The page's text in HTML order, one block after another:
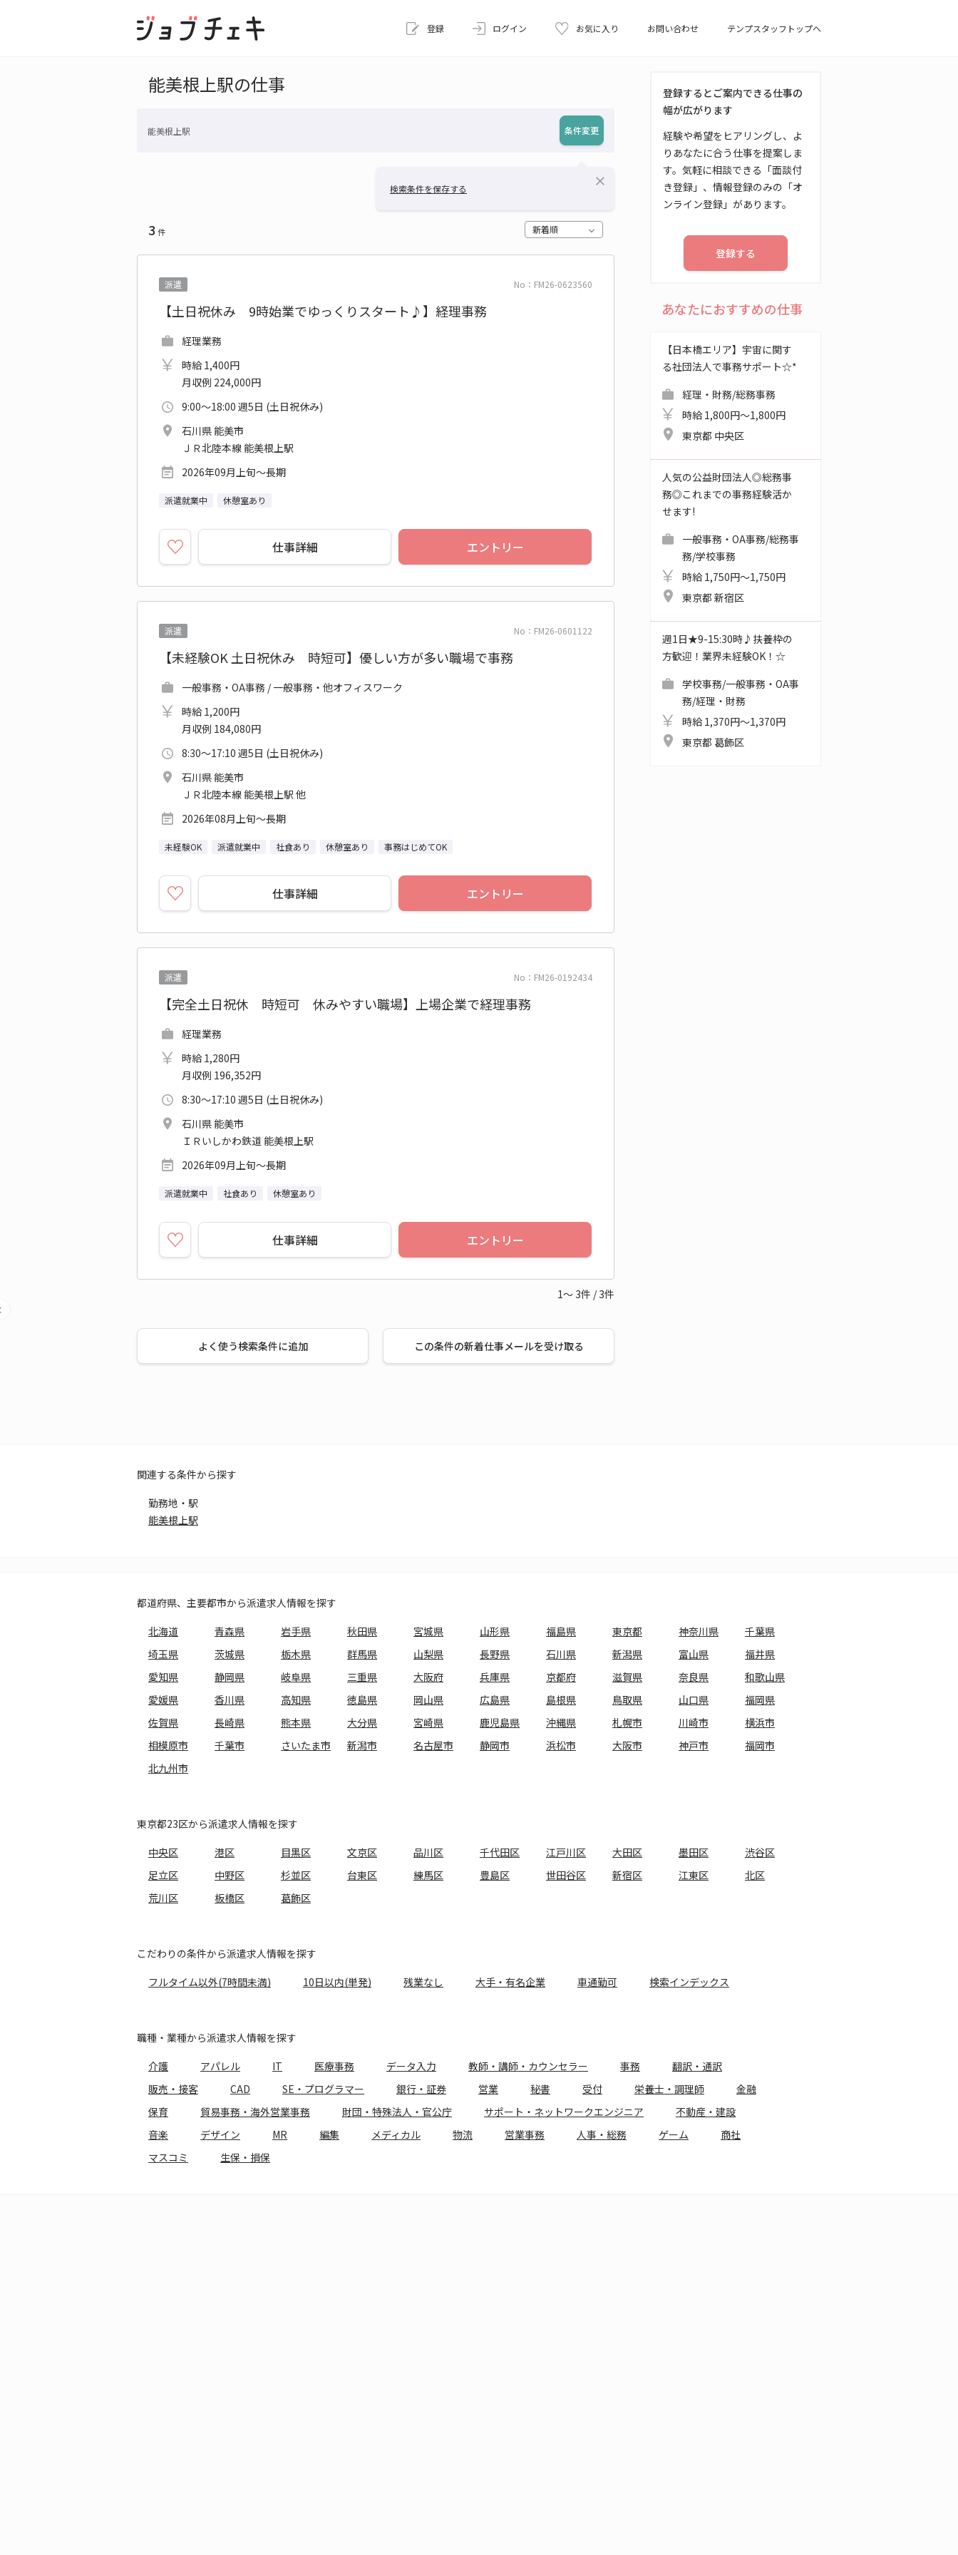
登録 ログイン お気に入り お問い合わせ テンプスタッフトップへ
能美根上駅の仕事
能美根上駅 条件変更
検索条件を保存する
close
3 件 新着順
No：FM26-0623560
派遣
【土日祝休み 9時始業でゆっくりスタート♪】経理事務
経理業務
時給 1,400円
月収例 224,000円
9:00～18:00 週5日 (土日祝休み)
石川県 能美市
ＪＲ北陸本線 能美根上駅
2026年09月上旬～長期
派遣就業中 休憩室あり
仕事詳細 エントリー
No：FM26-0601122
派遣
【未経験OK 土日祝休み 時短可】優しい方が多い職場で事務
一般事務・OA事務 / 一般事務・他オフィスワーク
時給 1,200円
月収例 184,080円
8:30～17:10 週5日 (土日祝休み)
石川県 能美市
ＪＲ北陸本線 能美根上駅 他
2026年08月上旬～長期
未経験OK 派遣就業中 社食あり 休憩室あり 事務はじめてOK
仕事詳細 エントリー
No：FM26-0192434
派遣
【完全土日祝休 時短可 休みやすい職場】上場企業で経理事務
経理業務
時給 1,280円
月収例 196,352円
8:30～17:10 週5日 (土日祝休み)
石川県 能美市
ＩＲいしかわ鉄道 能美根上駅
2026年09月上旬～長期
派遣就業中 社食あり 休憩室あり
仕事詳細 エントリー
1～ 3件 / 3件
よく使う検索条件に追加 この条件の新着仕事メールを受け取る
登録するとご案内できる仕事の
幅が広がります
経験や希望をヒアリングし、よ
りあなたに合う仕事を提案しま
す。気軽に相談できる「面談付
き登録」、情報登録のみの「オ
ンライン登録」があります。
登録する
あなたにおすすめの仕事
【日本橋エリア】宇宙に関す
る社団法人で事務サポート☆*
経理・財務/総務事務
時給 1,800円～1,800円
東京都 中央区
人気の公益財団法人◎総務事
務◎これまでの事務経験活か
せます!
一般事務・OA事務/総務事
務/学校事務
時給 1,750円～1,750円
東京都 新宿区
週1日★9-15:30時♪扶養枠の
方歓迎！業界未経験OK！☆
学校事務/一般事務・OA事
務/経理・財務
時給 1,370円～1,370円
東京都 葛飾区
関連する条件から探す
勤務地・駅
能美根上駅
都道府県、主要都市から派遣求人情報を探す
北海道
青森県 岩手県 秋田県 宮城県 山形県 福島県 東京都 神奈川県
千葉県
埼玉県
茨城県 栃木県 群馬県 山梨県 長野県 石川県 新潟県 富山県
福井県
愛知県
静岡県 岐阜県 三重県 大阪府 兵庫県 京都府 滋賀県 奈良県
和歌山県
愛媛県
香川県 高知県 徳島県 岡山県 広島県 島根県 鳥取県 山口県
福岡県
佐賀県
長崎県 熊本県 大分県 宮崎県 鹿児島県 沖縄県 札幌市 川崎市
横浜市
相模原市
千葉市 さいたま市 新潟市 名古屋市 静岡市 浜松市 大阪市 神戸市
福岡市
北九州市
東京都23区から派遣求人情報を探す
中央区
港区 目黒区 文京区 品川区 千代田区 江戸川区 大田区 墨田区
渋谷区
足立区
中野区 杉並区 台東区 練馬区 豊島区 世田谷区 新宿区 江東区
北区
荒川区
板橋区 葛飾区
こだわりの条件から派遣求人情報を探す
フルタイム以外(7時間未満)
10日以内(単発) 残業なし 大手・有名企業 車通勤可 検索インデックス
職種・業種から派遣求人情報を探す
介護
アパレル IT 医療事務 データ入力 教師・講師・カウンセラー 事務
翻訳・通訳
販売・接客
CAD SE・プログラマー 銀行・証券 営業 秘書 受付 栄養士・調理師
金融
保育
貿易事務・海外営業事務 財団・特殊法人・官公庁 サポート・ネットワークエンジニア
不動産・建設
音楽
デザイン MR 編集 メディカル 物流 営業事務 人事・総務 ゲーム
商社
マスコミ
生保・損保